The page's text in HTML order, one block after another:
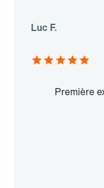
Luc F.
Première